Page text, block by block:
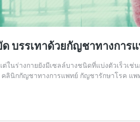
บรรเทาด้วยกัญชาทางการ
ในร่างกายยังมีเซลล์บางชนิดที่แบ่งตัวเร็วเ
คลินิกกัญชาทางการแพทย์ กัญชารักษาโรค